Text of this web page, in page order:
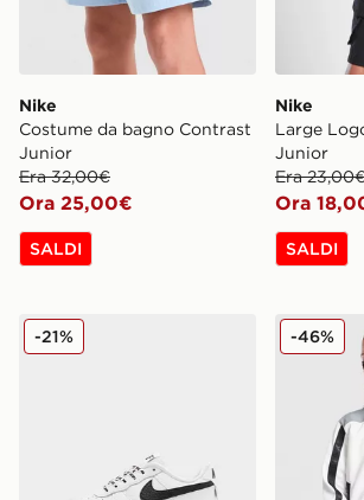
Nike
Costume da bagno Contrast
Junior
Era 32,00€
Ora 25,00€
SALDI
Nike
Large
Junior
Era
Ora
SALDI
Nike Air Force 1 Low Bambino
-21% Nike
-46%